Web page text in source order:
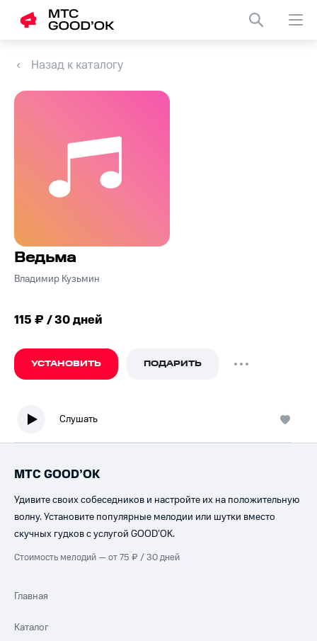
Назад к каталогу
Ведьма
Владимир Кузьмин
115 ₽ / 30 дней
УСТАНОВИТЬ ПОДАРИТЬ
Слушать
МТС GOOD’OK
Удивите своих собеседников и настройте их на положительную
волну. Установите популярные мелодии или шутки вместо
скучных гудков с услугой GOOD’OK.
Стоимость мелодий — от 75 ₽ / 30 дней
Главная
Каталог